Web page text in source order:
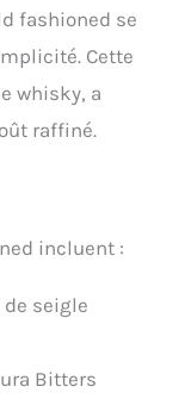
fashioned se
Cette
whisky, a
raffiné.
incluent :
seigle
Bitters